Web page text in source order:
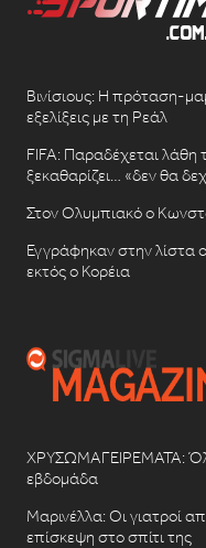
Βινίσιους: Η πρόταση-
εξελίξεις με τη Ρεάλ
FIFA: Παραδέχεται λάθη
ξεκαθαρίζει… «δεν θα
Στον Ολυμπιακό ο
Εγγράφηκαν στην λίστα
εκτός ο Κορέια
ΧΡΥΣΩΜΑΓΕΙΡΕΜΑΤΑ:
εβδομάδα
Μαρινέλλα: Οι γιατροί
επίσκεψη στο σπίτι της